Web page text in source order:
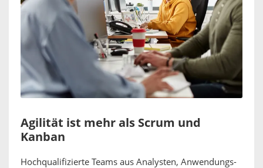
Agilität ist mehr als Scrum und
Kanban
Hochqualifizierte Teams aus Analysten, Anwendungs-